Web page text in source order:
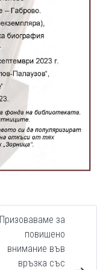
Призоваваме за
повишено
внимание във
връзка със